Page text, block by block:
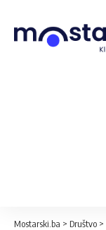
Mostarski.ba > Društvo >